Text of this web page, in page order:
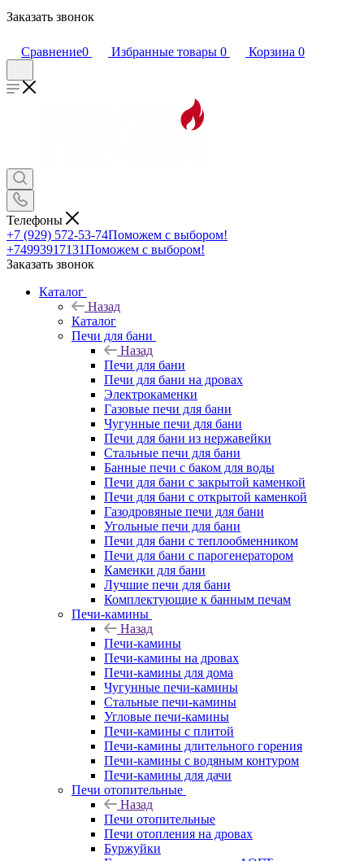
Заказать звонок
Сравнение0 Избранные товары 0 Корзина 0
Телефоны
+7 (929) 572-53-74Поможем с выбором!
+74993917131Поможем с выбором!
Заказать звонок
Каталог
Назад
Каталог
Печи для бани
Назад
Печи для бани
Печи для бани на дровах
Электрокаменки
Газовые печи для бани
Чугунные печи для бани
Печи для бани из нержавейки
Стальные печи для бани
Банные печи с баком для воды
Печи для бани с закрытой каменкой
Печи для бани с открытой каменкой
Газодровяные печи для бани
Угольные печи для бани
Печи для бани с теплообменником
Печи для бани с парогенератором
Каменки для бани
Лучшие печи для бани
Комплектующие к банным печам
Печи-камины
Назад
Печи-камины
Печи-камины на дровах
Печи-камины для дома
Чугунные печи-камины
Стальные печи-камины
Угловые печи-камины
Печи-камины с плитой
Печи-камины длительного горения
Печи-камины с водяным контуром
Печи-камины для дачи
Печи отопительные
Назад
Печи отопительные
Печи отопления на дровах
Буржуйки